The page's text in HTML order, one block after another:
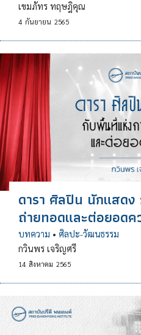
เขมภัทร ทฤษฎิคุณ
4 กันยายน 2565
ดารา ศิลปิน นักแสด
ถ่ายทอดและต่อยอดค
บทความ • ศิลปะ-วัฒนธรรม
กวินพร เจริญศรี
14 สิงหาคม 2565